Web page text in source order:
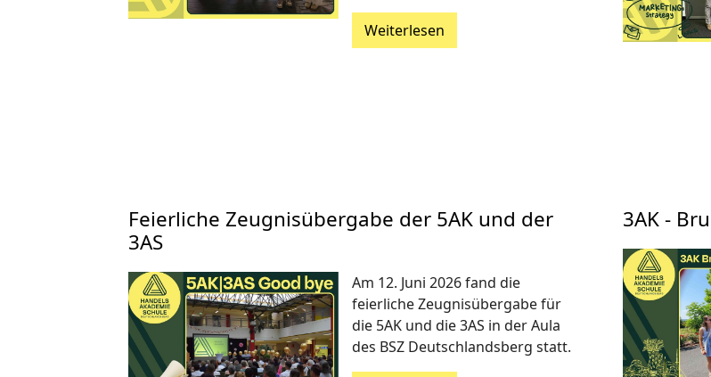
Weiterlesen
Feierliche Zeugnisübergabe der 5AK und der
3AS
Am 12. Juni 2026 fand die
feierliche Zeugnisübergabe für
die 5AK und die 3AS in der Aula
des BSZ Deutschlandsberg statt.
3AK -